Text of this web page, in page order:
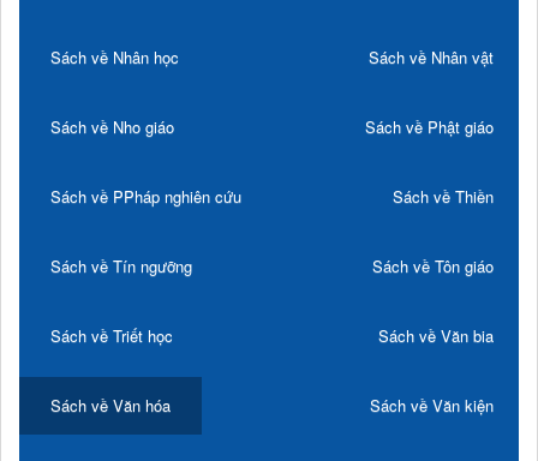
Sách về Nhân học Sách về Nhân vật
Sách về Nho giáo Sách về Phật giáo
Sách về PPháp nghiên cứu Sách về Thiền
Sách về Tín ngưỡng Sách về Tôn giáo
Sách về Triết học Sách về Văn bia
Sách về Văn hóa Sách về Văn kiện